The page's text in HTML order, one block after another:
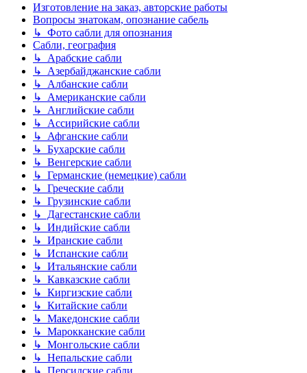
Изготовление на заказ, авторские работы
Вопросы знатокам, опознание сабель
↳ Фото сабли для опознания
Сабли, география
↳ Арабские сабли
↳ Азербайджанские сабли
↳ Албанские сабли
↳ Американские сабли
↳ Английские сабли
↳ Ассирийские сабли
↳ Афганские сабли
↳ Бухарские сабли
↳ Венгерские сабли
↳ Германские (немецкие) сабли
↳ Греческие сабли
↳ Грузинские сабли
↳ Дагестанские сабли
↳ Индийские сабли
↳ Иранские сабли
↳ Испанские сабли
↳ Итальянские сабли
↳ Кавказские сабли
↳ Киргизские сабли
↳ Китайские сабли
↳ Македонские сабли
↳ Марокканские сабли
↳ Монгольские сабли
↳ Непальские сабли
↳ Персидские сабли